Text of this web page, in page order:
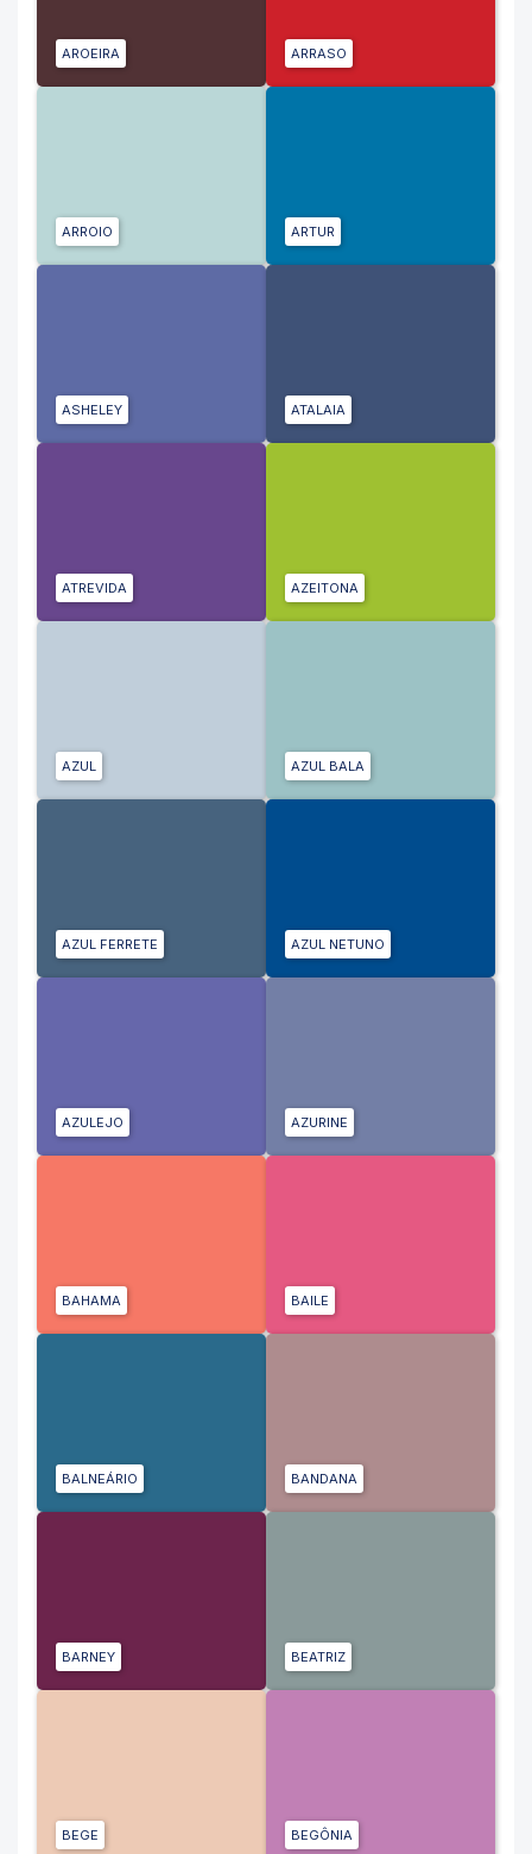
AROEIRA ARRASO
ARROIO ARTUR
ASHELEY ATALAIA
ATREVIDA AZEITONA
AZUL AZUL BALA
AZUL FERRETE AZUL NETUNO
AZULEJO AZURINE
BAHAMA BAILE
BALNEÁRIO BANDANA
BARNEY BEATRIZ
BEGE BEGÔNIA